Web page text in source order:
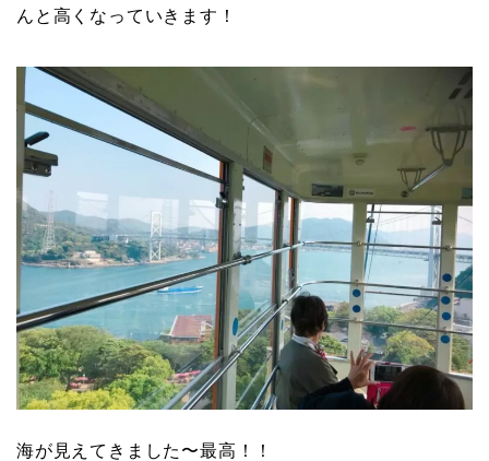
んと高くなっていきます！
海が見えてきました〜最高！！